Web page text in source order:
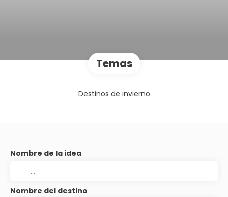
Temas
Destinos de invierno
Nombre de la idea
Nombre del destino